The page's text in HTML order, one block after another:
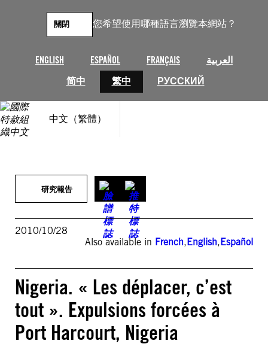
您希望使用哪種語言瀏覽本網站？
ENGLISH ESPAÑOL FRANÇAIS
العربية
简中
繁中 РУССКИЙ
關閉
中文（繁體）
研究報告
2010/10/28
Also available in French,English,Español
Nigeria. « Les déplacer, c’est
tout ». Expulsions forcées à
Port Harcourt, Nigeria